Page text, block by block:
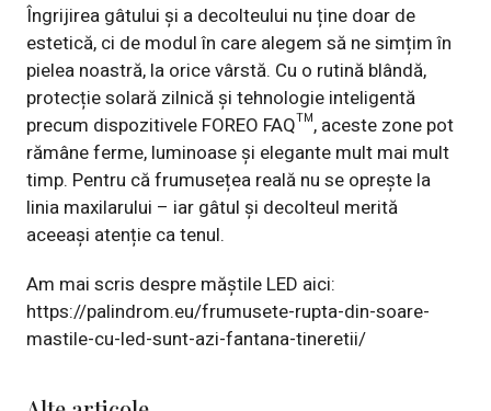
Îngrijirea gâtului și a decolteului nu ține doar de
estetică, ci de modul în care alegem să ne simțim în
pielea noastră, la orice vârstă. Cu o rutină blândă,
protecție solară zilnică și tehnologie inteligentă
precum dispozitivele FOREO FAQ™, aceste zone pot
rămâne ferme, luminoase și elegante mult mai mult
timp. Pentru că frumusețea reală nu se oprește la
linia maxilarului – iar gâtul și decolteul merită
aceeași atenție ca tenul.
Am mai scris despre măștile LED aici:
https://palindrom.eu/frumusete-rupta-din-soare-
mastile-cu-led-sunt-azi-fantana-tineretii/